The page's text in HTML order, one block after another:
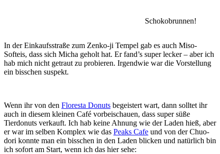
Schokobrunnen!
In der Einkaufsstraße zum Zenko-ji Tempel gab es auch Miso-
Softeis, dass sich Micha geholt hat. Er fand’s super lecker – aber ich
hab mich nicht getraut zu probieren. Irgendwie war die Vorstellung
ein bisschen suspekt.
Wenn ihr von den Floresta Donuts begeistert wart, dann solltet ihr
auch in diesem kleinen Café vorbeischauen, dass super süße
Tierdonuts verkauft. Ich hab keine Ahnung wie der Laden hieß, aber
er war im selben Komplex wie das Peaks Cafe und von der Chuo-
dori konnte man ein bisschen in den Laden blicken und natürlich bin
ich sofort am Start, wenn ich das hier sehe: